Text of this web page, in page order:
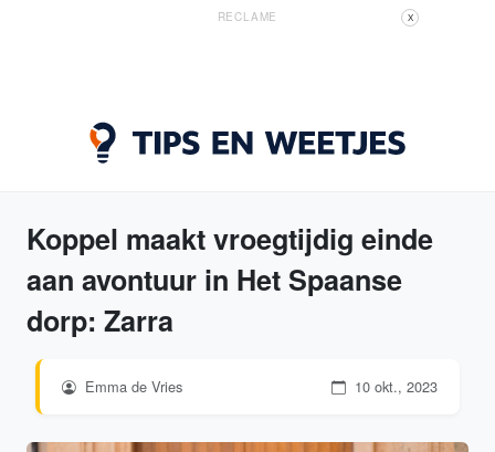
RECLAME X
Koppel maakt vroegtijdig einde
aan avontuur in Het Spaanse
dorp: Zarra
Emma de Vries 10 okt., 2023